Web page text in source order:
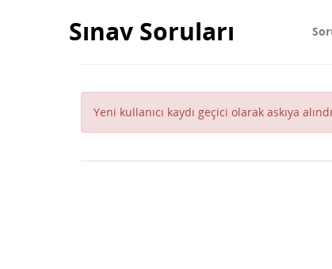
Sınav Soruları
Yeni kullanıcı kaydı geçici olarak askıya